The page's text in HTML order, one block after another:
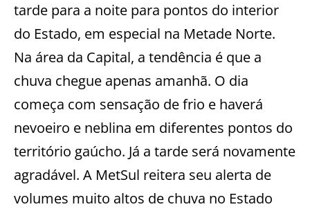
tarde para a noite para pontos do interior
do Estado, em especial na Metade Norte.
Na área da Capital, a tendência é que a
chuva chegue apenas amanhã. O dia
começa com sensação de frio e haverá
nevoeiro e neblina em diferentes pontos do
território gaúcho. Já a tarde será novamente
agradável. A MetSul reitera seu alerta de
volumes muito altos de chuva no Estado